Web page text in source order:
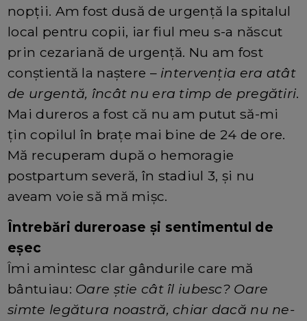
nopții. Am fost dusă de urgență la spitalul
local pentru copii, iar fiul meu s-a născut
prin cezariană de urgență. Nu am fost
conștientă la naștere – intervenția era atât
de urgentă, încât nu era timp de pregătiri.
Mai dureros a fost că nu am putut să-mi
țin copilul în brațe mai bine de 24 de ore.
Mă recuperam după o hemoragie
postpartum severă, în stadiul 3, și nu
aveam voie să mă mișc.
Întrebări dureroase și sentimentul de
eșec
Îmi amintesc clar gândurile care mă
bântuiau: Oare știe cât îl iubesc? Oare
simte legătura noastră, chiar dacă nu ne-